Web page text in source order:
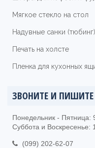
Мягкое стекло на стол
Надувные санки (тюбинг)
Печать на холсте
Пленка для кухонных
ЗВОНИТЕ И
Понедельник - Пятница:
Суббота и Воскресенье:
(099) 202-62-07